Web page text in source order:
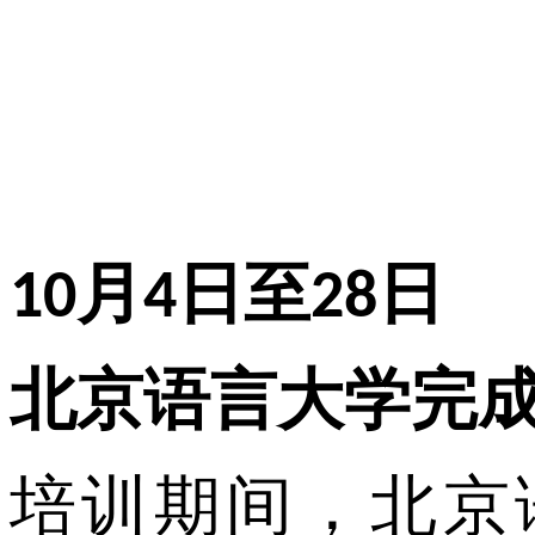
10月 4 日至28 日
北京语言大学完
培训期间，北